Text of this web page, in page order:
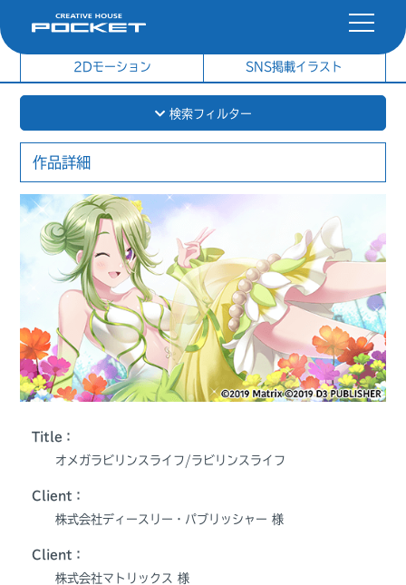
社内制作イラスト
2Dモーション SNS掲載イラスト
検索フィルター
作品詳細
Title：
オメガラビリンスライフ/ラビリンスライフ
Client：
株式会社ディースリー・パブリッシャー 様
Client：
株式会社マトリックス 様